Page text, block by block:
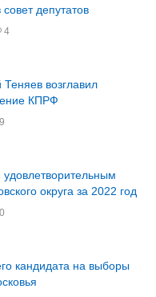
депутатов
4
возглавил
КПРФ
округа за 2022 год
кандидата на выборы